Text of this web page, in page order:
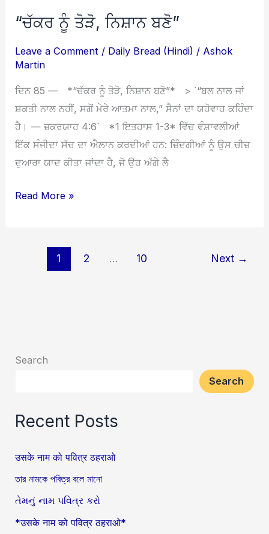
“ਚੱਕਰ ਨੂੰ ਤੋੜੋ, ਨਿਸ਼ਾਨ ਬਣੋ”
Leave a Comment / Daily Bread (Hindi) / Ashok
Martin
ਦਿਨ 85 — *“ਚੱਕਰ ਨੂੰ ਤੋੜੋ, ਨਿਸ਼ਾਨ ਬਣੋ”* > `“ਬਲ ਨਾਲ ਜਾਂ
ਸ਼ਕਤੀ ਨਾਲ ਨਹੀਂ, ਸਗੋਂ ਮੇਰੇ ਆਤਮਾ ਨਾਲ,” ਸੈਨਾਂ ਦਾ ਯਹੋਵਾਹ ਕਹਿੰਦਾ
ਹੈ। — ਜ਼ਕਰਯਾਹ 4:6` *1 ਇਤਹਾਸ 1-3* ਵਿੱਚ ਵੰਸ਼ਾਵਲੀਆਂ
ਇੱਕ ਸੰਜੀਦਾ ਸੱਚ ਦਾ ਐਲਾਨ ਕਰਦੀਆਂ ਹਨ: ਜ਼ਿੰਦਗੀਆਂ ਨੂੰ ਉਸ ਚੀਜ਼
ਦੁਆਰਾ ਯਾਦ ਕੀਤਾ ਜਾਂਦਾ ਹੈ, ਜੋ ਉਹ ਅੱਗੇ ਲੈ
“ਚੱਕਰ
ਤੋੜੋ,
ਬਣੋ”
Read More »
1 2 … 10 Next →
Search
Search
Recent Posts
उसके नाम को पवित्र ठहराओ
তার নামকে পবিত্র বলে মানো
તેમનું નામ પવિત્ર કરો
*उसके नाम को पवित्र ठहराओ*